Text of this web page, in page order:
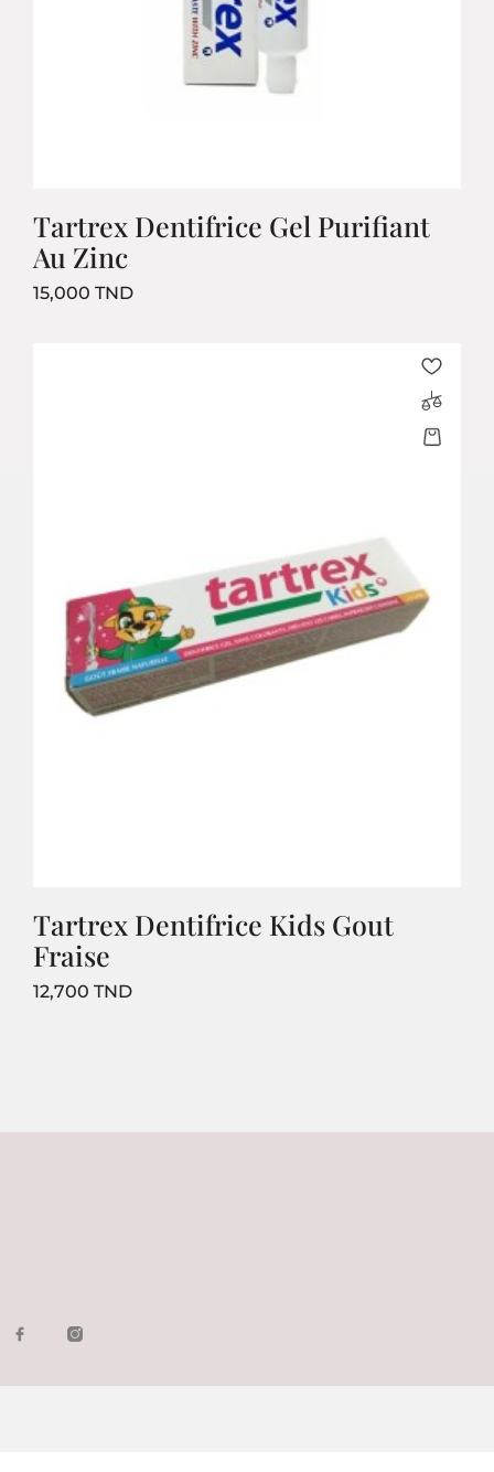
Tartrex Dentifrice Gel Purifiant
Au Zinc
15,000 TNDPrix
Tartrex Dentifrice Kids Gout
Fraise
12,700 TNDPrix